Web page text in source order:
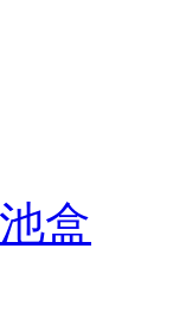
盒